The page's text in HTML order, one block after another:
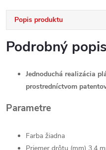
Popis produktu
Podrobný popis
Jednoduchá realizácia
prostredníctvom
Parametre
Farba žiadna